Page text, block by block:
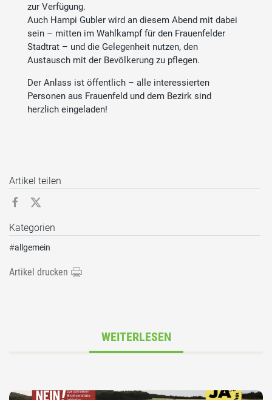
zur Verfügung.
Auch Hampi Gubler wird an diesem Abend mit dabei
sein – mitten im Wahlkampf für den Frauenfelder
Stadtrat – und die Gelegenheit nutzen, den
Austausch mit der Bevölkerung zu pflegen.
Der Anlass ist öffentlich – alle interessierten
Personen aus Frauenfeld und dem Bezirk sind
herzlich eingeladen!
Artikel teilen
Kategorien
#allgemein
Artikel drucken
WEITERLESEN